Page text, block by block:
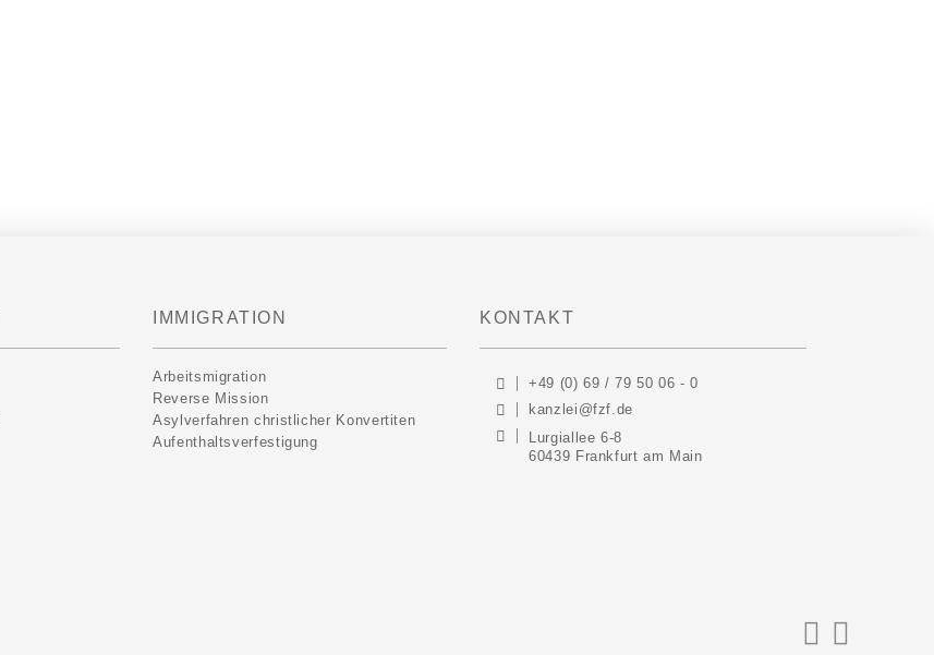
IMMIGRATION
Arbeitsmigration
Reverse Mission
Asylverfahren christlicher Konvertiten
Aufenthaltsverfestigung
KONTAKT
+49 (0) 69 / 79 50 06 - 0
kanzlei@fzf.de
Lurgiallee 6-8
60439 Frankfurt am Main